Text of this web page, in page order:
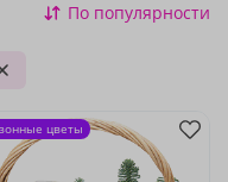
По популярности
цветы